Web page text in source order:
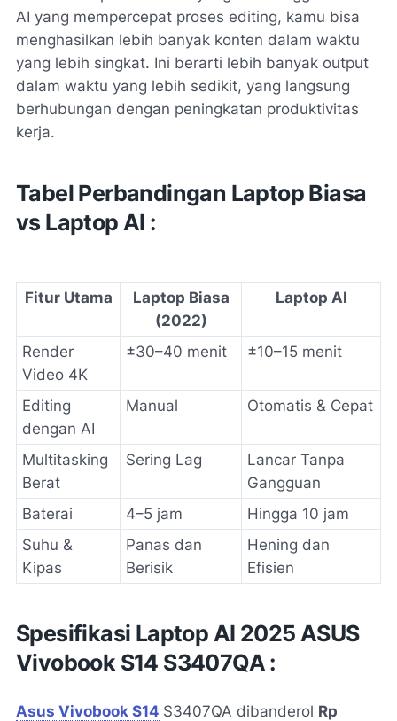
AI yang mempercepat proses editing, kamu bisa
menghasilkan lebih banyak konten dalam waktu
yang lebih singkat. Ini berarti lebih banyak output
dalam waktu yang lebih sedikit, yang langsung
berhubungan dengan peningkatan produktivitas
kerja.
Tabel Perbandingan Laptop Biasa
vs Laptop AI :
Fitur Utama
Laptop Biasa
(2022)
Laptop AI
Render
Video 4K
±30–40 menit ±10–15 menit
Editing
dengan AI
Manual Otomatis & Cepat
Multitasking
Berat
Sering Lag
Lancar Tanpa
Gangguan
Baterai
4–5 jam
Hingga 10 jam
Suhu &
Kipas
Panas dan
Berisik
Hening dan
Efisien
Spesifikasi Laptop AI 2025 ASUS
Vivobook S14 S3407QA :
Asus Vivobook S14 S3407QA dibanderol Rp